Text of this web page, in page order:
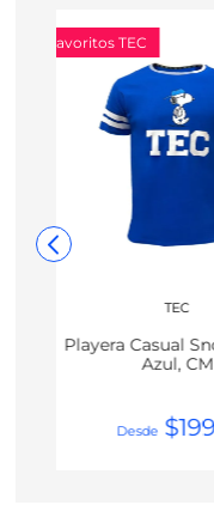
Favoritos TEC
TEC
Playera Casual
Azul, CM
$199